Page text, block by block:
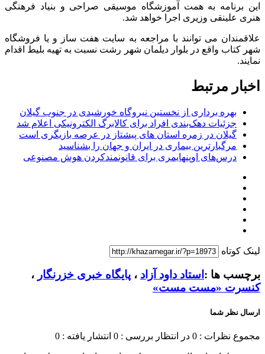
این برنامه به همت آموزشگاه موسیقی صراحی و بنیاد فرهنگی
هنری علینقی وزیری اجرا خواهد شد.
علاقمندان می توانند با مراجعه به سایت هفت ساز و یا فروشگاه
شهر کتاب واقع در بلوار دیلمان شهر رشت نسبت به تهیه بلیط اقدام
نمایند.
اخبار مرتبط
بهره برداری از نخستین نیروگاه خورشیدی در جنوب گیلان
جزئیات دهک‌بندی افراد برای کالابرگ الکترونیکی اعلام شد
گیلان در زمره استان های پیشتاز در عرصه بازیگری است
مرگبارترین بیماری در ایران و جهان را بشناسید
درس‌های اوپنهایمری برای قانونمندکردن هوش مصنوعی
لینک کوتاه
برچسب ها : استاد داود آزاد ، پایگاه خبری خزرنگار ،
کنسرت «مست مست»
ارسال نظر شما
مجموع نظرات : 0 در انتظار بررسی : 0 انتشار یافته : 0